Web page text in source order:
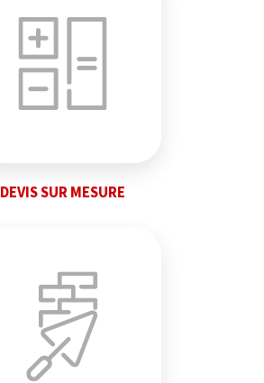
DEVIS SUR MESURE